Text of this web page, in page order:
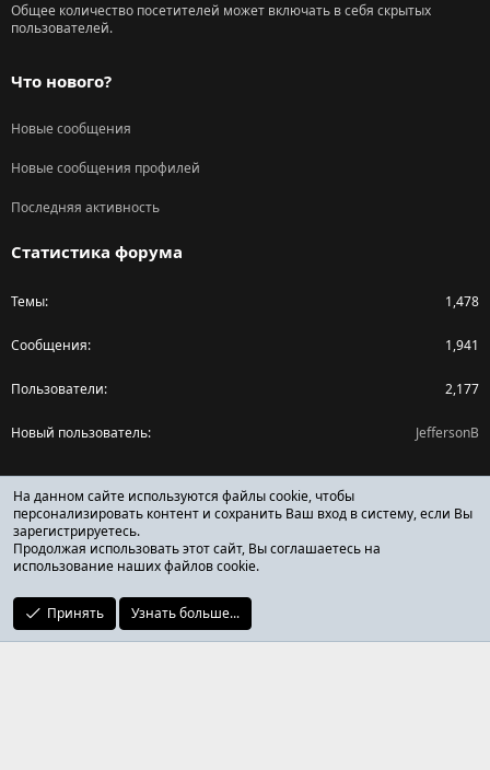
Общее количество посетителей может включать в себя скрытых
пользователей.
Что нового?
Новые сообщения
Новые сообщения профилей
Последняя активность
Статистика форума
Темы 1,478
Сообщения 1,941
Пользователи 2,177
Новый пользователь JeffersonB
Поделиться страницей
Facebook
X (Twitter)
Reddit
ОТЗЫВЫ ОНЛАЙН ФОРУМ
На данном сайте используются файлы cookie, чтобы
персонализировать контент и сохранить Ваш вход в систему, если Вы
зарегистрируетесь.
Продолжая использовать этот сайт, Вы соглашаетесь на
использование наших файлов cookie.
Принять Узнать больше...